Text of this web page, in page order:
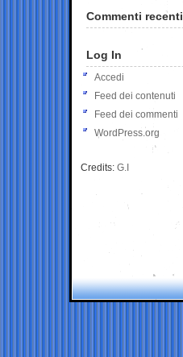
Commenti recenti
Log In
Accedi
Feed dei contenuti
Feed dei commenti
WordPress.org
Credits: G.I